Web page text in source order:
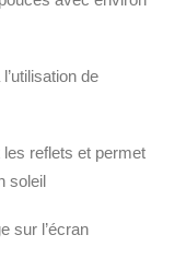
de
reflets et permet
soleil
sur l’écran